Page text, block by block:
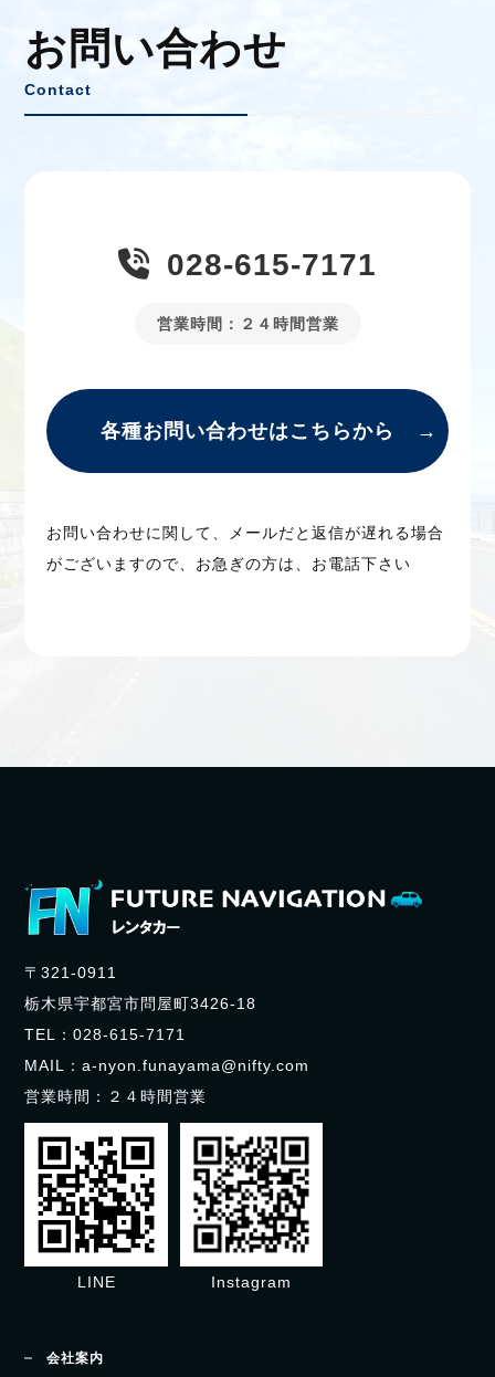
お問い合わせ
Contact
028-615-7171
営業時間：２４時間営業
各種お問い合わせはこちらから
​​お問い合わせに関して、メールだと返信が遅れる場合
がございますので、お急ぎの方は、お電話下さい
〒321-0911
栃木県宇都宮市問屋町3426-18
TEL：028-615-7171
MAIL：a-nyon.funayama@nifty.com
営業時間：２４時間営業
LINE Instagram
会社案内